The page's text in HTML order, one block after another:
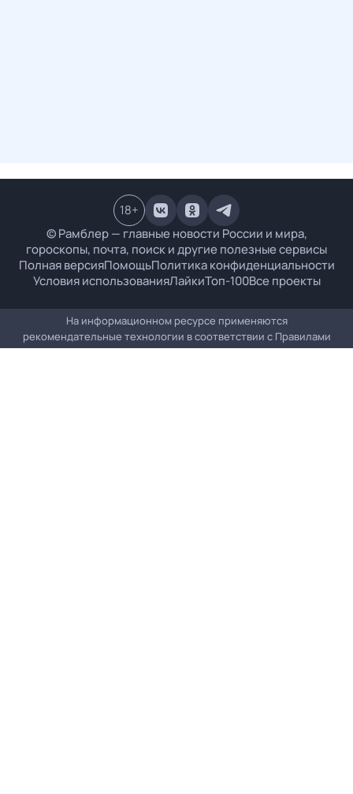
© Рамблер — главные новости России и мира,
гороскопы, почта, поиск и другие полезные сервисы
Полная версияПомощьПолитика конфиденциальности
Условия использованияЛайкиТоп-100Все проекты
18+
На информационном ресурсе применяются
рекомендательные технологии в соответствии с Правилами